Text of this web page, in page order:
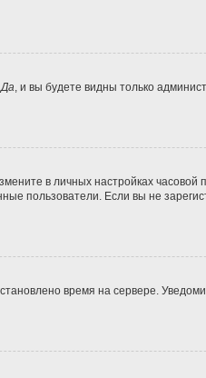
Да, и вы будете видны только
в личных настройках часовой
пользователи. Если вы не
время на сервере.